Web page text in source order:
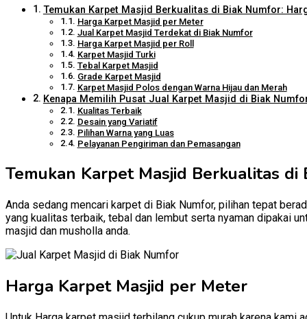
Temukan Karpet Masjid Berkualitas di Biak Numfor:
Harga Karpet Masjid per Meter
Jual Karpet Masjid Terdekat di Biak Numfor
Harga Karpet Masjid per Roll
Karpet Masjid Turki
Tebal Karpet Masjid
Grade Karpet Masjid
Karpet Masjid Polos dengan Warna Hijau dan Merah
Kenapa Memilih Pusat Jual Karpet Masjid di Biak
Kualitas Terbaik
Desain yang Variatif
Pilihan Warna yang Luas
Pelayanan Pengiriman dan Pemasangan
Temukan Karpet Masjid Berkualitas
Anda sedang mencari karpet di Biak Numfor, pilihan tepat
yang kualitas terbaik, tebal dan lembut serta nyaman dipakai
masjid dan musholla anda.
Harga Karpet Masjid per Meter